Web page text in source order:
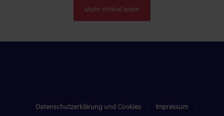
Mehr Artikel laden
Datenschutzerklärung und Cookies Impressum